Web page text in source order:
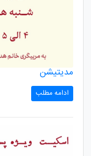
مدیتیشن
ادامه مطلب